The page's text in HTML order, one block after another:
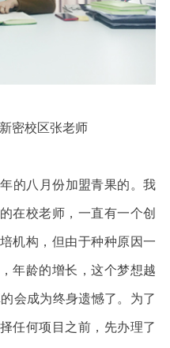
密校区张老师
八月份加盟青果的。我
在校老师，一直有一个创
机构，但由于种种原因一
年龄的增长，这个梦想越
会成为终身遗憾了。为了
任何项目之前，先办理了